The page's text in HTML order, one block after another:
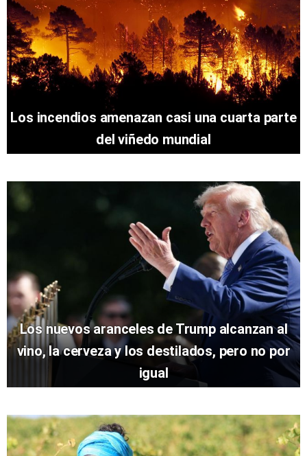
Los incendios amenazan casi una cuarta parte
del viñedo mundial
Los nuevos aranceles de Trump alcanzan al
vino, la cerveza y los destilados, pero no por
igual